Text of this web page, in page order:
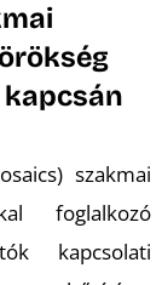
kapcsán
szakmai
foglalkozó
kapcsolati